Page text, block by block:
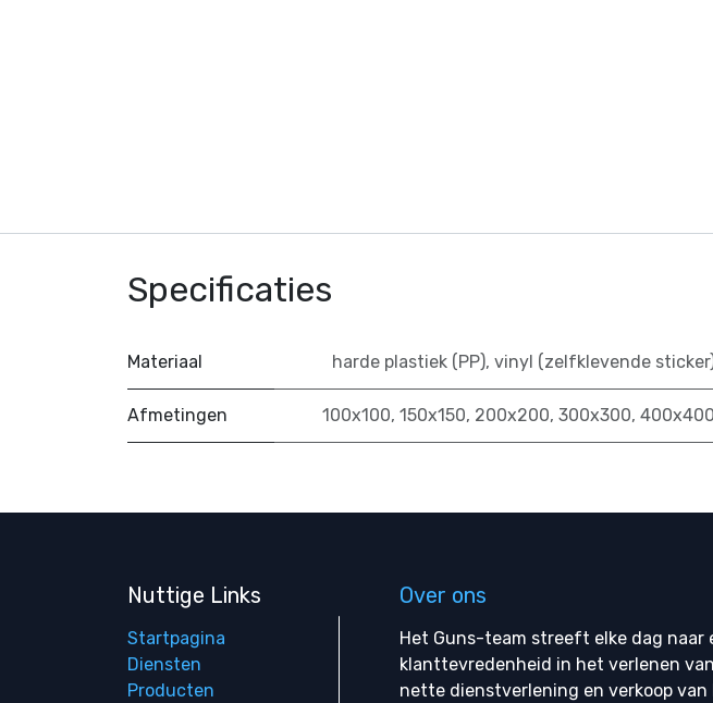
Specificaties
Materiaal harde plastiek (PP), vinyl (zelfklevende
Afmetingen 100x100, 150x150, 200x200, 300x300, 400x400
Nuttige Links
Startpagina
Diensten
Producten
Over ons
Het Guns-team streeft elke dag naar
klanttevredenheid in het verlenen
nette dienstverlening en verkoop